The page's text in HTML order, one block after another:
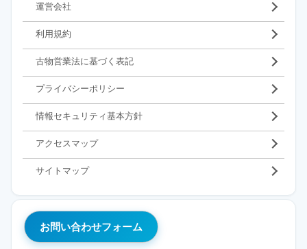
運営会社
利用規約
古物営業法に基づく表記
プライバシーポリシー
情報セキュリティ基本方針
アクセスマップ
サイトマップ
お問い合わせフォーム